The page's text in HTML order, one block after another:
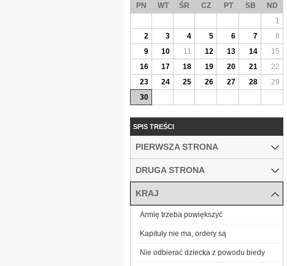
PN WT ŚR CZ PT SB
ND
1
2
3 4 5 6 7
8
9
10 11 12 13 14
15
16
17 18 19 20 21
22
23
24 25 26 27 28
29
30
SPIS TREŚCI
PIERWSZA STRONA
DRUGA STRONA
KRAJ
Armię trzeba powiększyć
Kapituły nie ma, ordery są
Nie odbierać dziecka z powodu biedy